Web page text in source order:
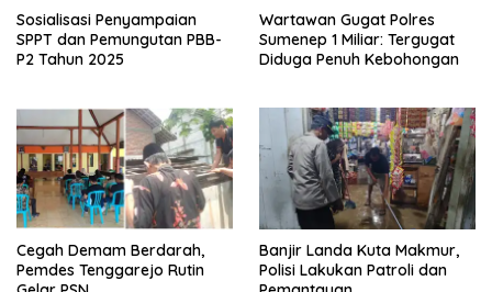
Sosialisasi Penyampaian
SPPT dan Pemungutan PBB-
P2 Tahun 2025
Wartawan Gugat Polres
Sumenep 1 Miliar: Tergugat
Diduga Penuh Kebohongan
Cegah Demam Berdarah,
Pemdes Tenggarejo Rutin
Banjir Landa Kuta Makmur,
Polisi Lakukan Patroli dan